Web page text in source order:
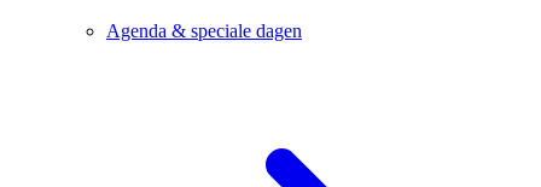
Agenda & speciale dagen